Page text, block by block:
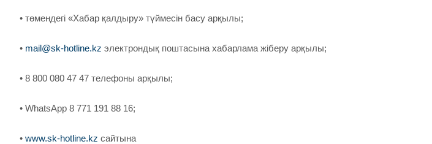
• төмендегі «Хабар қалдыру» түймесін басу арқылы;
• mail@sk-hotline.kz электрондық поштасына хабарлама жіберу арқылы;
• 8 800 080 47 47 телефоны арқылы;
• WhatsApp 8 771 191 88 16;
• www.sk-hotline.kz сайтына